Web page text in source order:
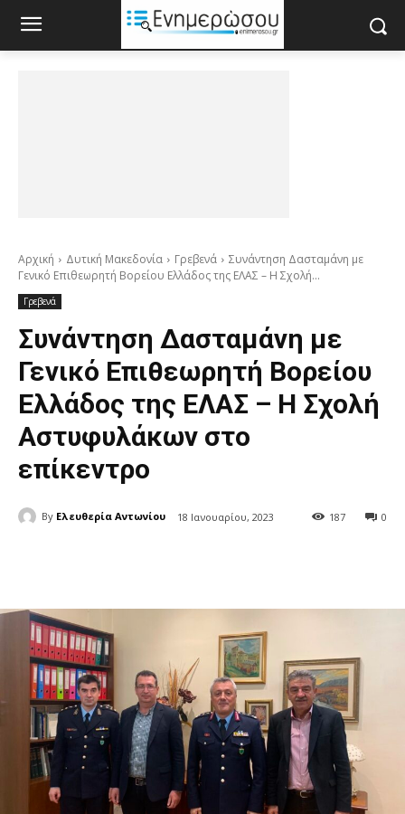
Αρχική Δυτική Μακεδονία Γρεβενά
Συνάντηση Δασταμάνη με
Γενικό Επιθεωρητή Βορείου Ελλάδος της ΕΛΑΣ – Η Σχολή...
Γρεβενά
Συνάντηση Δασταμάνη με
Γενικό Επιθεωρητή Βορείου
Ελλάδος της ΕΛΑΣ – Η Σχολή
Αστυφυλάκων στο
επίκεντρο
By Ελευθερία Αντωνίου 18 Ιανουαρίου, 2023 0
187